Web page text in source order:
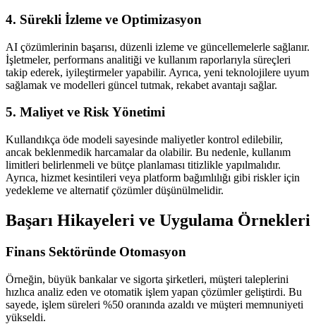
4. Sürekli İzleme ve Optimizasyon
AI çözümlerinin başarısı, düzenli izleme ve güncellemelerle sağlanır.
İşletmeler, performans analitiği ve kullanım raporlarıyla süreçleri
takip ederek, iyileştirmeler yapabilir. Ayrıca, yeni teknolojilere uyum
sağlamak ve modelleri güncel tutmak, rekabet avantajı sağlar.
5. Maliyet ve Risk Yönetimi
Kullandıkça öde modeli sayesinde maliyetler kontrol edilebilir,
ancak beklenmedik harcamalar da olabilir. Bu nedenle, kullanım
limitleri belirlenmeli ve bütçe planlaması titizlikle yapılmalıdır.
Ayrıca, hizmet kesintileri veya platform bağımlılığı gibi riskler için
yedekleme ve alternatif çözümler düşünülmelidir.
Başarı Hikayeleri ve Uygulama Örnekleri
Finans Sektöründe Otomasyon
Örneğin, büyük bankalar ve sigorta şirketleri, müşteri taleplerini
hızlıca analiz eden ve otomatik işlem yapan çözümler geliştirdi. Bu
sayede, işlem süreleri %50 oranında azaldı ve müşteri memnuniyeti
yükseldi.